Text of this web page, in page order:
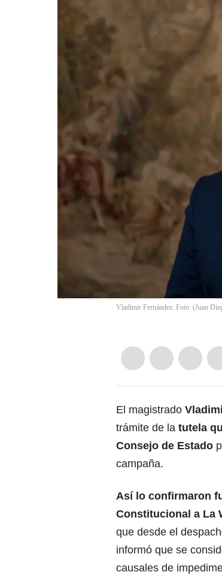
Vladimir Fernández. Foto: (Juan
El magistrado
trámite de la tutela
Consejo de Estado
campaña.
Así lo confirmaron
Constitucional a La
que desde el
informó que se
causales de